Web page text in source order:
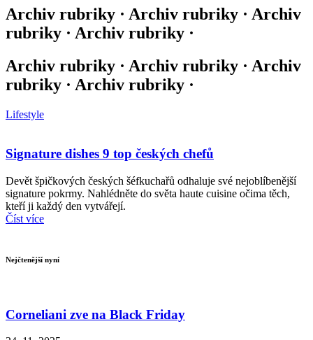
Archiv rubriky · Archiv rubriky · Archiv
rubriky · Archiv rubriky ·
Archiv rubriky · Archiv rubriky · Archiv
rubriky · Archiv rubriky ·
Lifestyle
Signature dishes 9 top českých chefů
Devět špičkových českých šéfkuchařů odhaluje své nejoblíbenější
signature pokrmy. Nahlédněte do světa haute cuisine očima těch,
kteří ji každý den vytvářejí.
Číst více
Nejčtenější nyní
Corneliani zve na Black Friday